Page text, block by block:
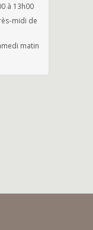
à 13h00
midi de
matin